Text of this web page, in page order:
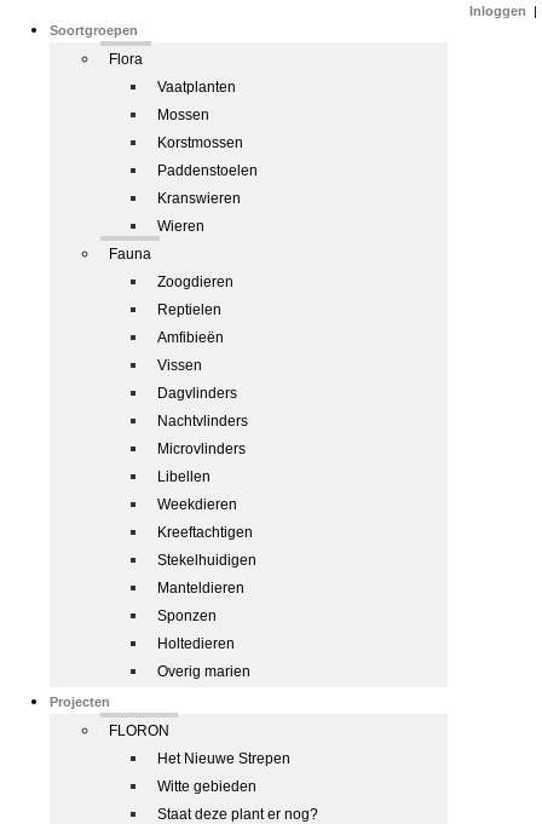
Soortgroepen
Flora
Vaatplanten
Mossen
Korstmossen
Paddenstoelen
Kranswieren
Wieren
Fauna
Zoogdieren
Reptielen
Amfibieën
Vissen
Dagvlinders
Nachtvlinders
Microvlinders
Libellen
Weekdieren
Kreeftachtigen
Stekelhuidigen
Manteldieren
Sponzen
Holtedieren
Overig marien
Projecten
FLORON
Het Nieuwe Strepen
Witte gebieden
Staat deze plant er nog?
Inloggen |